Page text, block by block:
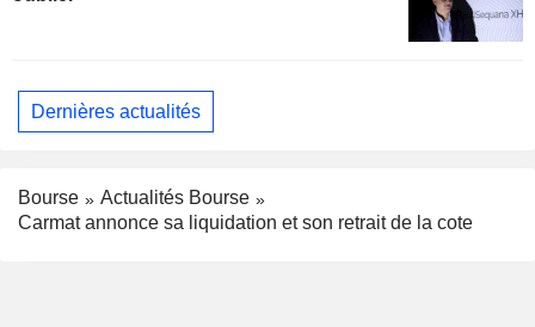
Dernières actualités
Bourse
Actualités Bourse
Carmat annonce sa liquidation et son retrait de la cote